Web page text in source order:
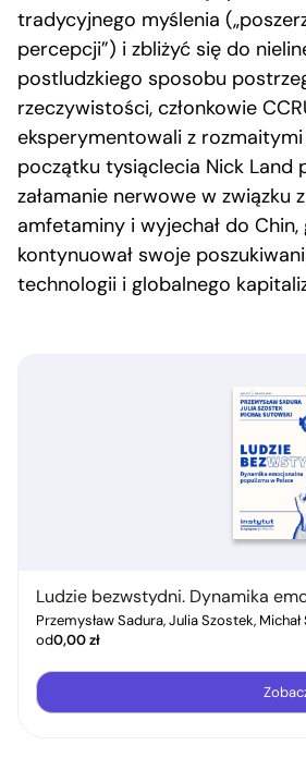
tradycyjnego myślenia
percepcji”) i zbliżyć się do
postludzkiego sposobu
rzeczywistości, członkowie
eksperymentowali z rozmaitymi
początku tysiąclecia Nick Land
załamanie nerwowe w związku
amfetaminy i wyjechał do Chin,
kontynuował swoje
technologii i globalnego
Ludzie bezwstydni. Dynamika
Przemysław Sadura, Julia Szostek,
od0,00zł